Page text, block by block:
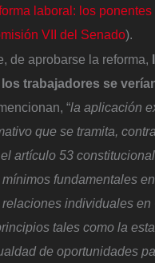
laboral: los
VII del Senado).
de aprobarse la reforma,
trabajadores se
“la aplicación
que se tramita,
artículo 53
fundamentales
individuales en
tales como la
de oportunidades